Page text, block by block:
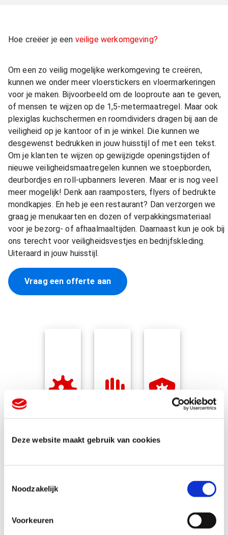
Deze website maakt gebruik van cookies
Noodzakelijk
Voorkeuren
Hoe creëer je een veilige werkomgeving?
Om een zo veilig mogelijke werkomgeving te creëren,
kunnen we onder meer vloerstickers en vloermarkeringen
voor je maken. Bijvoorbeeld om de looproute aan te geven,
of mensen te wijzen op de 1,5-metermaatregel. Maar ook
plexiglas kuchschermen en roomdividers dragen bij aan de
veiligheid op je kantoor of in je winkel. Die kunnen we
desgewenst bedrukken in jouw huisstijl of met een tekst.
Om je klanten te wijzen op gewijzigde openingstijden of
nieuwe veiligheidsmaatregelen kunnen we stoepborden,
deurbordjes en roll-upbanners leveren. Maar er is nog veel
meer mogelijk! Denk aan raamposters, flyers of bedrukte
mondkapjes. En heb je een restaurant? Dan verzorgen we
graag je menukaarten en dozen of verpakkingsmateriaal
voor je bezorg- of afhaalmaaltijden. Daarnaast kun je ook bij
ons terecht voor veiligheidsvestjes en bedrijfskleding.
Uiteraard in jouw huisstijl.
Vraag een offerte aan